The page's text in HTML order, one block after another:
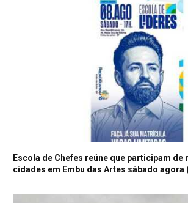
Escola de Chefes reúne que participam de
cidades em Embu das Artes sábado agora